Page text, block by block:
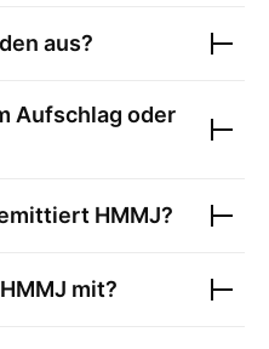
aus?
Aufschlag oder
HMMJ?
HMMJ mit?